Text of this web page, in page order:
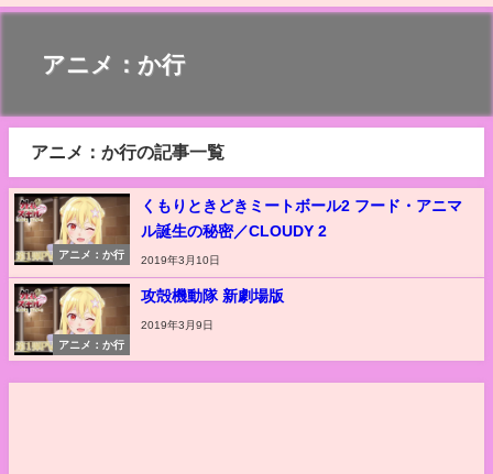
アニメ：か行
アニメ：か行の記事一覧
アニメ：か行
くもりときどきミートボール2 フード・アニマ
ル誕生の秘密／CLOUDY 2
2019年3月10日
アニメ：か行
攻殻機動隊 新劇場版
2019年3月9日